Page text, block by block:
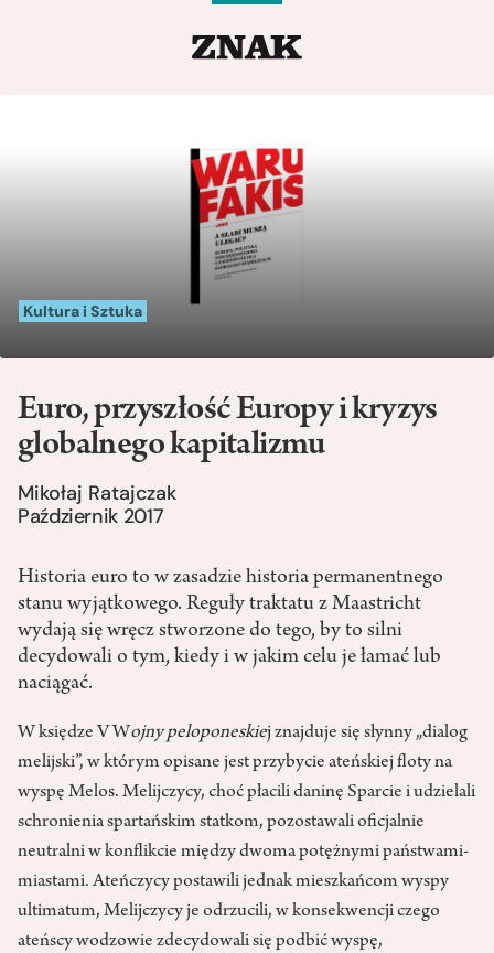
Kultura i Sztuka
Euro, przyszłość Europy i kryzys
globalnego kapitalizmu
Mikołaj Ratajczak
Październik 2017
Historia euro to w zasadzie historia permanentnego
stanu wyjątkowego. Reguły traktatu z Maastricht
wydają się wręcz stworzone do tego, by to silni
decydowali o tym, kiedy i w jakim celu je łamać lub
naciągać.
W księdze V Wojny peloponeskiej znajduje się słynny „dialog
melijski”, w którym opisane jest przybycie ateńskiej floty na
wyspę Melos. Melijczycy, choć płacili daninę Sparcie i udzielali
schronienia spartańskim statkom, pozostawali oficjalnie
neutralni w konflikcie między dwoma potężnymi państwami-
miastami. Ateńczycy postawili jednak mieszkańcom wyspy
ultimatum, Melijczycy je odrzucili, w konsekwencji czego
ateńscy wodzowie zdecydowali się podbić wyspę,